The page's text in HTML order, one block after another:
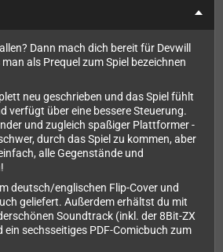
Dann mach dich bereit für Devwill
als Prequel zum Spiel bezeichnen
neu geschrieben und das Spiel fühlt
verfügt über eine bessere Steuerung.
und zugleich spaßiger Plattformer -
durch das Spiel zu kommen, aber
alle Gegenstände und
deutsch/englischen Flip-Cover und
geliefert. Außerdem erhältst du mit
Soundtrack (inkl. der 8Bit-ZX
sechsseitiges PDF-Comicbuch zum